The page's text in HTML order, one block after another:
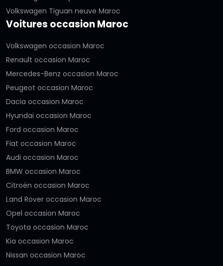
Volkswagen Tiguan neuve Maroc
Voitures occasion Maroc
Volkswagen occasion Maroc
Renault occasion Maroc
Mercedes-Benz occasion Maroc
Peugeot occasion Maroc
Dacia occasion Maroc
Hyundai occasion Maroc
Ford occasion Maroc
Fiat occasion Maroc
Audi occasion Maroc
BMW occasion Maroc
Citroën occasion Maroc
Land Rover occasion Maroc
Opel occasion Maroc
Toyota occasion Maroc
Kia occasion Maroc
Nissan occasion Maroc